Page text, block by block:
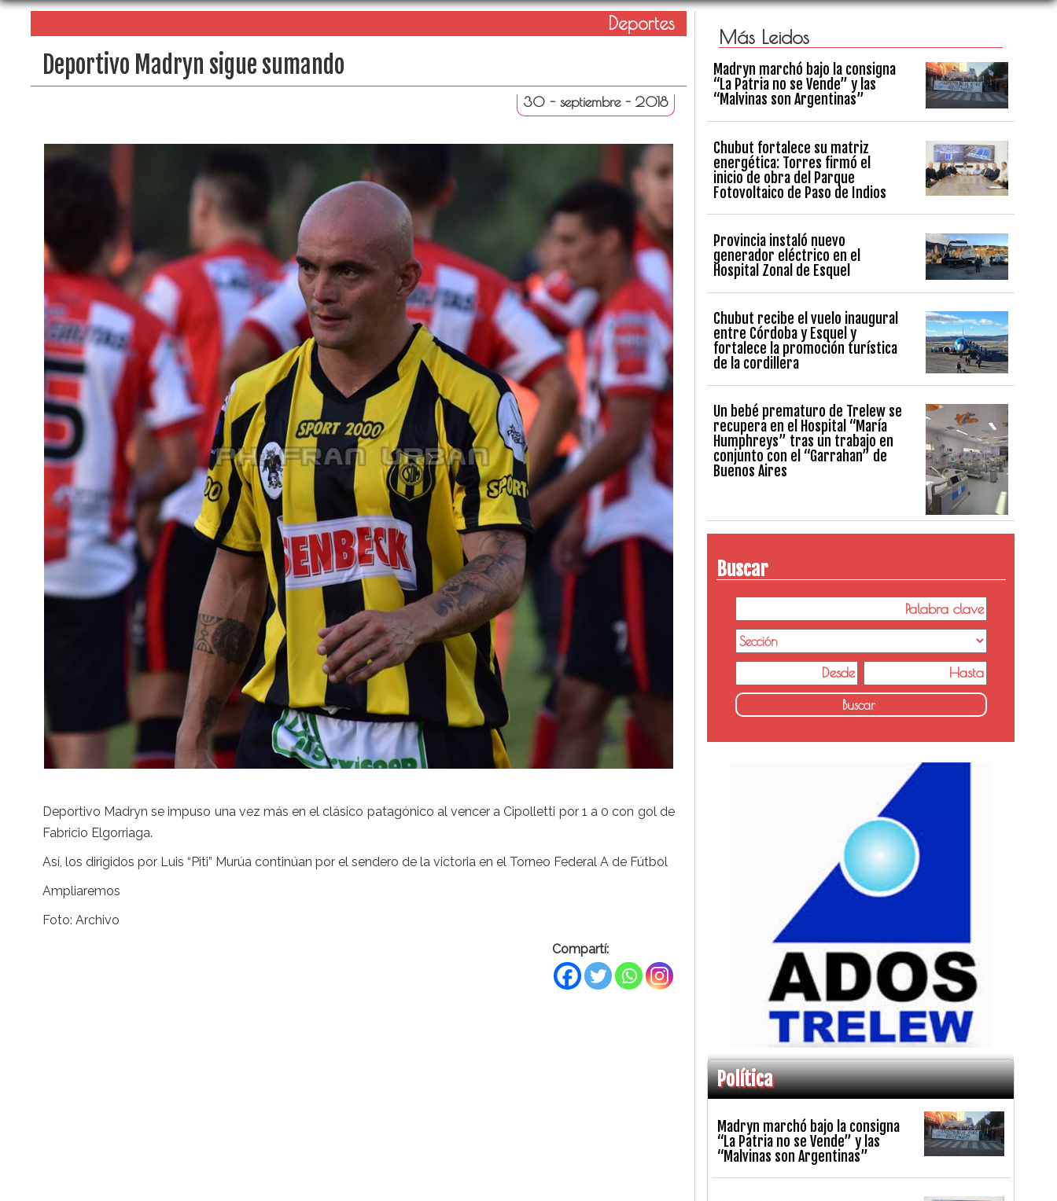
Deportes
Deportivo Madryn sigue sumando
30 - septiembre - 2018
Deportivo Madryn se impuso una vez más en el clásico patagónico al vencer a Cipolletti por 1 a 0 con gol de
Fabricio Elgorriaga.
Así, los dirigidos por Luis “Piti” Murúa continúan por el sendero de la victoria en el Torneo Federal A de Fútbol
Ampliaremos
Foto: Archivo
Compartí:
Más Leidos
Madryn marchó bajo la consigna
“La Patria no se Vende” y las
“Malvinas son Argentinas”
Chubut fortalece su matriz
energética: Torres firmó el
inicio de obra del Parque
Fotovoltaico de Paso de Indios
Provincia instaló nuevo
generador eléctrico en el
Hospital Zonal de Esquel
Chubut recibe el vuelo inaugural
entre Córdoba y Esquel y
fortalece la promoción turística
de la cordillera
Un bebé prematuro de Trelew se
recupera en el Hospital “María
Humphreys” tras un trabajo en
conjunto con el “Garrahan” de
Buenos Aires
Buscar
Política
Madryn marchó bajo la consigna
“La Patria no se Vende” y las
“Malvinas son Argentinas”